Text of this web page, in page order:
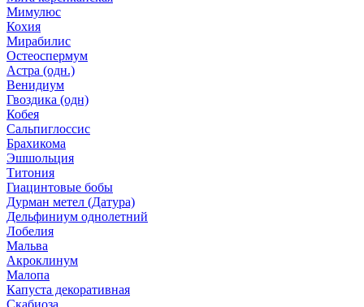
Мимулюс
Кохия
Мирабилис
Остеоспермум
Астра (одн.)
Венидиум
Гвоздика (одн)
Кобея
Сальпиглоссис
Брахикома
Эшшольция
Титония
Гиацинтовые бобы
Дурман метел (Датура)
Дельфиниум однолетний
Лобелия
Мальва
Акроклинум
Малопа
Капуста декоративная
Скабиоза